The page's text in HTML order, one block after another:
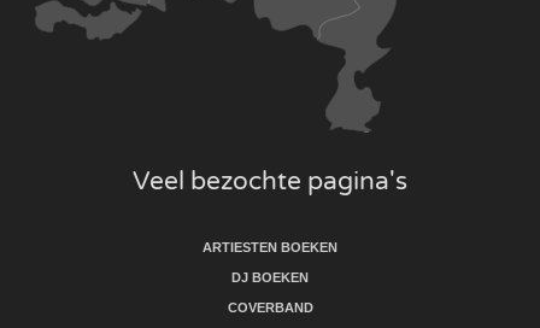
Veel bezochte pagina's
ARTIESTEN BOEKEN
DJ BOEKEN
COVERBAND